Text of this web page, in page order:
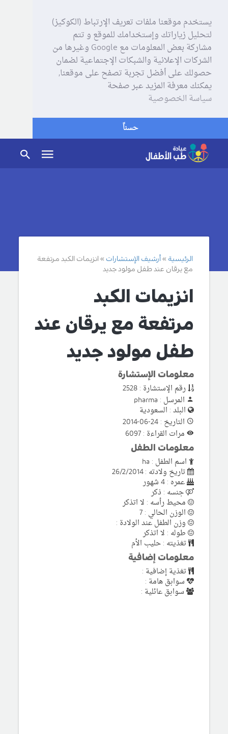
يستخدم موقعنا ملفات تعريف الإرتباط (الكوكيز)
لتحليل زياراتك وإستخدامك للموقع و تتم
مشاركة بعض المعلومات مع Google وغيرها من
الشركات الإعلانية والشبكات الإجتماعية لضمان
حصولك على أفضل تجربة تصفح على موقعنا,
يمكنك معرفة المزيد عبر صفحة
سياسة الخصوصية
حسناً
الرئيسية أرشيف الإستشارات
انزيمات الكبد مرتفعة
مع يرقان عند طفل مولود جديد
انزيمات الكبد
مرتفعة مع يرقان عند
طفل مولود جديد
معلومات الإستشارة
رقم الإستشارة : 2528
المرسل : pharma
البلد : السعودية
التاريخ : 24-06-2014
مرات القراءة : 6097
معلومات الطفل
اسم الطفل : ha
تاريخ ولادته : 26/2/2014
عمره : 4 شهور
جنسه : ذكر
محيط رأسه : لا اتذكر
الوزن الحالي : 7
وزن الطفل عند الولادة :
طوله : لا اتذكر
تغذيته : حليب الأم
معلومات إضافية
تغذية إضافية :
سوابق هامة :
سوابق عائلية :